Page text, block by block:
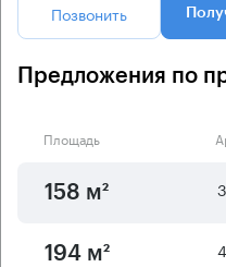
Позвонить
Предложения по
Площадь
158 м²
194 м²